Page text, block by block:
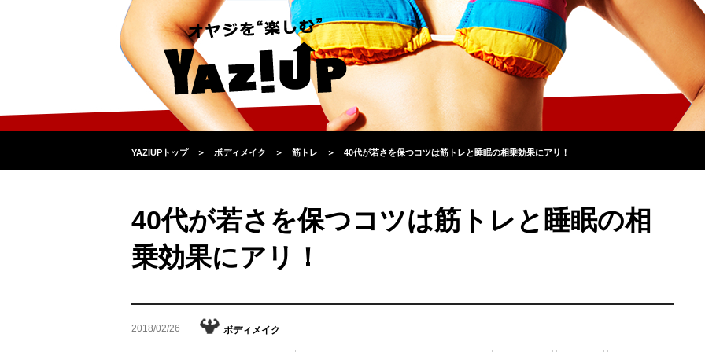
YAZIUPトップ ＞ ボディメイク ＞ 筋トレ ＞ 40代が若さを保つコツは筋トレと睡眠の相乗効果にアリ！
40代が若さを保つコツは筋トレと睡眠の相
乗効果にアリ！
2018/02/26 ボディメイク